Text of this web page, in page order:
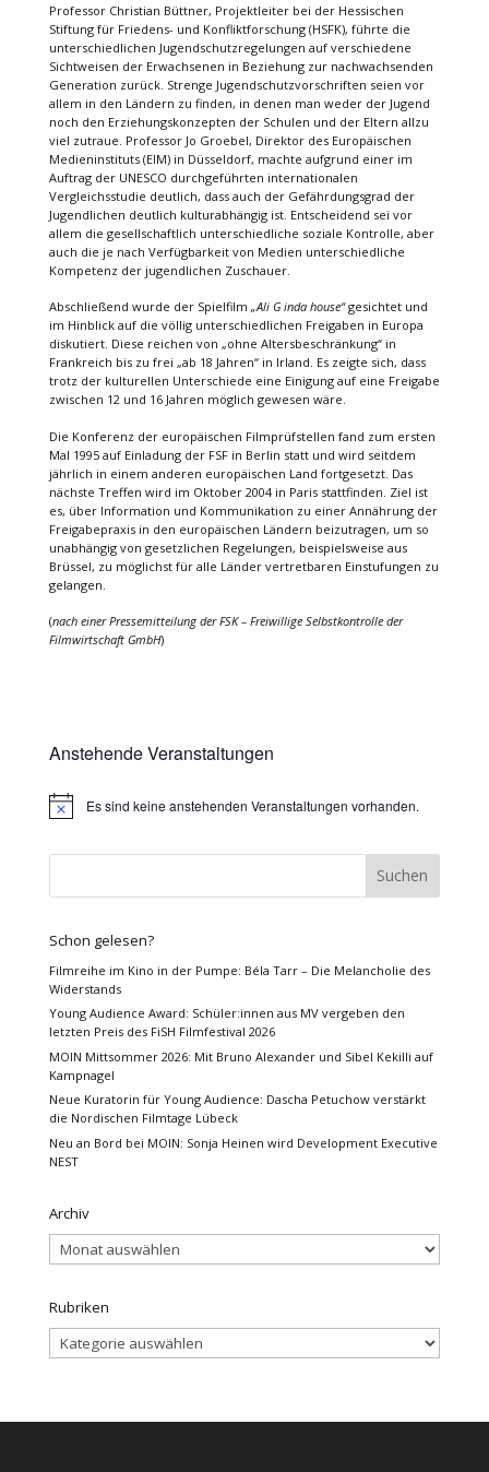
Professor Christian Büttner, Projektleiter bei der Hessischen
Stiftung für Friedens- und Konfliktforschung (HSFK), führte die
unterschiedlichen Jugendschutzregelungen auf verschiedene
Sichtweisen der Erwachsenen in Beziehung zur nachwachsenden
Generation zurück. Strenge Jugendschutzvorschriften seien vor
allem in den Ländern zu finden, in denen man weder der Jugend
noch den Erziehungskonzepten der Schulen und der Eltern allzu
viel zutraue. Professor Jo Groebel, Direktor des Europäischen
Medieninstituts (EIM) in Düsseldorf, machte aufgrund einer im
Auftrag der UNESCO durchgeführten internationalen
Vergleichsstudie deutlich, dass auch der Gefährdungsgrad der
Jugendlichen deutlich kulturabhängig ist. Entscheidend sei vor
allem die gesellschaftlich unterschiedliche soziale Kontrolle, aber
auch die je nach Verfügbarkeit von Medien unterschiedliche
Kompetenz der jugendlichen Zuschauer.
Abschließend wurde der Spielfilm „Ali G inda house“gesichtet und
im Hinblick auf die völlig unterschiedlichen Freigaben in Europa
diskutiert. Diese reichen von „ohne Altersbeschränkung“ in
Frankreich bis zu frei „ab 18 Jahren“ in Irland. Es zeigte sich, dass
trotz der kulturellen Unterschiede eine Einigung auf eine Freigabe
zwischen 12 und 16 Jahren möglich gewesen wäre.
Die Konferenz der europäischen Filmprüfstellen fand zum ersten
Mal 1995 auf Einladung der FSF in Berlin statt und wird seitdem
jährlich in einem anderen europäischen Land fortgesetzt. Das
nächste Treffen wird im Oktober 2004 in Paris stattfinden. Ziel ist
es, über Information und Kommunikation zu einer Annährung der
Freigabepraxis in den europäischen Ländern beizutragen, um so
unabhängig von gesetzlichen Regelungen, beispielsweise aus
Brüssel, zu möglichst für alle Länder vertretbaren Einstufungen zu
gelangen.
(nach einer Pressemitteilung der FSK – Freiwillige Selbstkontrolle der
Filmwirtschaft GmbH)
Anstehende Veranstaltungen
HinweisEs sind keine anstehenden Veranstaltungen vorhanden.
Schon gelesen?
Filmreihe im Kino in der Pumpe: Béla Tarr – Die Melancholie des
Widerstands
Young Audience Award: Schüler:innen aus MV vergeben den
letzten Preis des FiSH Filmfestival 2026
MOIN Mittsommer 2026: Mit Bruno Alexander und Sibel Kekilli auf
Kampnagel
Neue Kuratorin für Young Audience: Dascha Petuchow verstärkt
die Nordischen Filmtage Lübeck
Neu an Bord bei MOIN: Sonja Heinen wird Development Executive
NEST
Archiv
Archiv
Rubriken
Rubriken